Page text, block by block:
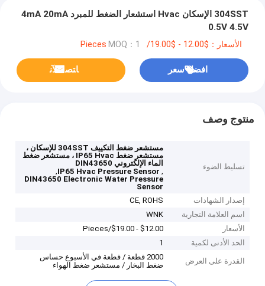
304SST الإسكان Hvac استشعار الضغط للمبرد 4mA 20mA
0.5V 4.5V
الأسعار：$12.00 - $19.00/Pieces MOQ：1
افضل سعر ﺎﺘﺼﻟ ﺍﻶﻧ
منتوج وصف
تسليط الضوء
مستشعر ضغط التكييف 304SST للإسكان ،
مستشعر ضغط IP65 Hvac ، مستشعر ضغط
الماء الإلكتروني DIN43650
,
IP65 Hvac Pressure Sensor
,
DIN43650 Electronic Water Pressure
Sensor
إصدار الشهادات
CE, ROHS
اسم العلامة التجارية
WNK
الأسعار
$12.00 - $19.00/Pieces
الحد الأدنى لكمية
1
القدرة على العرض
2000 قطعة / قطعة في الأسبوع حساس
ضغط البخار / مستشعر ضغط الهواء